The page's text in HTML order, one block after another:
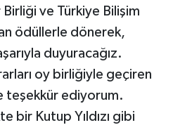
Birliği ve Türkiye Bilişim
ödüllerle dönerek,
duyuracağız.
oy birliğiyle geçiren
teşekkür ediyorum.
bir Kutup Yıldızı gibi